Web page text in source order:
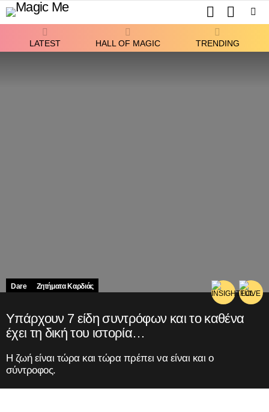
SWITCH
SKIN
LATEST HALL OF MAGIC TRENDING
Dare Ζητήματα Kαρδιάς
Υπάρχουν 7 είδη συντρόφων και το καθένα
έχει τη δική του ιστορία…
Η ζωή είναι τώρα και τώρα πρέπει να είναι και ο
σύντροφος.